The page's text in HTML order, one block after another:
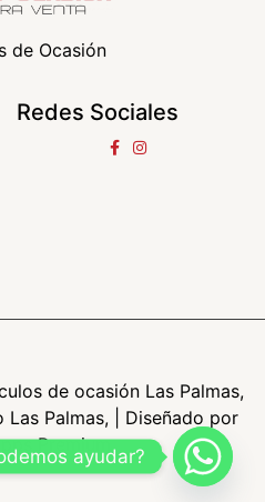
de Ocasión
Redes Sociales
de ocasión Las Palmas,
Las Palmas, | Diseñado por
Premium
ayudar?